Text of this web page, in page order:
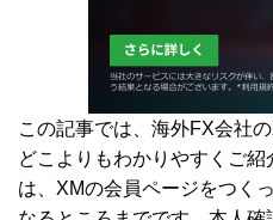
この記事では、海外FX会社
どこよりもわかりやすくご
は、XMの会員ページをつく